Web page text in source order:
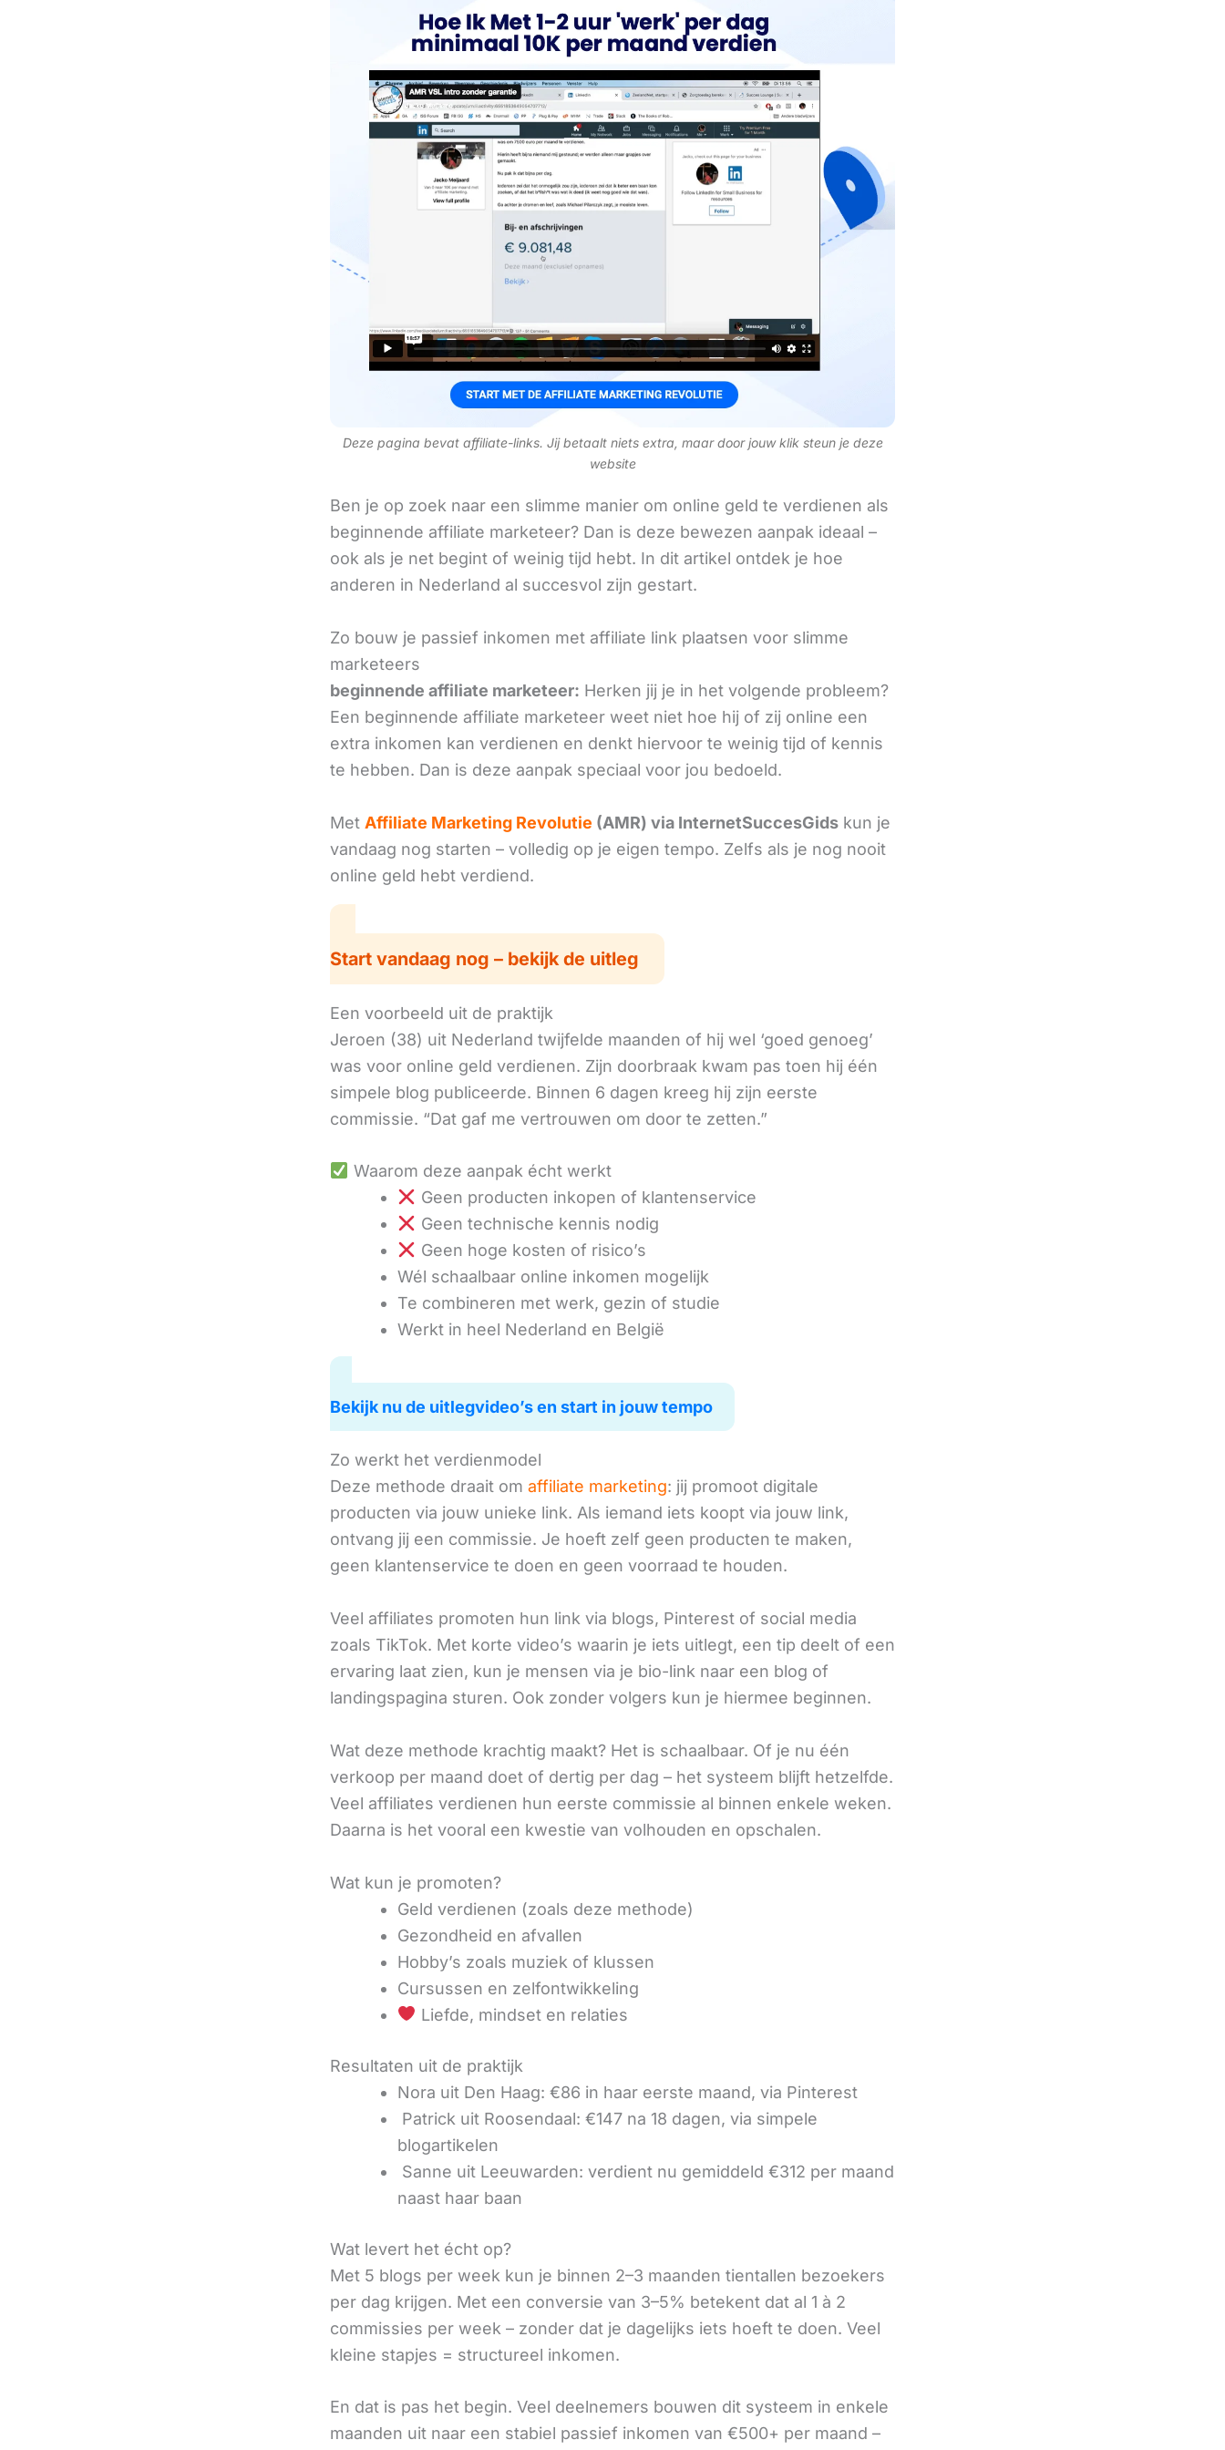
Deze pagina bevat affiliate-links. Jij betaalt niets extra, maar door jouw klik steun je deze
website
Ben je op zoek naar een slimme manier om online geld te verdienen als
beginnende affiliate marketeer? Dan is deze bewezen aanpak ideaal –
ook als je net begint of weinig tijd hebt. In dit artikel ontdek je hoe
anderen in Nederland al succesvol zijn gestart.
Zo bouw je passief inkomen met affiliate link plaatsen voor slimme
marketeers
beginnende affiliate marketeer: Herken jij je in het volgende probleem?
Een beginnende affiliate marketeer weet niet hoe hij of zij online een
extra inkomen kan verdienen en denkt hiervoor te weinig tijd of kennis
te hebben. Dan is deze aanpak speciaal voor jou bedoeld.
Met Affiliate Marketing Revolutie (AMR) via InternetSuccesGids kun je
vandaag nog starten – volledig op je eigen tempo. Zelfs als je nog nooit
online geld hebt verdiend.
Start vandaag nog – bekijk de uitleg
Een voorbeeld uit de praktijk
Jeroen (38) uit Nederland twijfelde maanden of hij wel ‘goed genoeg’
was voor online geld verdienen. Zijn doorbraak kwam pas toen hij één
simpele blog publiceerde. Binnen 6 dagen kreeg hij zijn eerste
commissie. “Dat gaf me vertrouwen om door te zetten.”
Waarom deze aanpak écht werkt
Geen producten inkopen of klantenservice
Geen technische kennis nodig
Geen hoge kosten of risico’s
Wél schaalbaar online inkomen mogelijk
Te combineren met werk, gezin of studie
Werkt in heel Nederland en België
Bekijk nu de uitlegvideo’s en start in jouw tempo
Zo werkt het verdienmodel
Deze methode draait om affiliate marketing: jij promoot digitale
producten via jouw unieke link. Als iemand iets koopt via jouw link,
ontvang jij een commissie. Je hoeft zelf geen producten te maken,
geen klantenservice te doen en geen voorraad te houden.
Veel affiliates promoten hun link via blogs, Pinterest of social media
zoals TikTok. Met korte video’s waarin je iets uitlegt, een tip deelt of een
ervaring laat zien, kun je mensen via je bio-link naar een blog of
landingspagina sturen. Ook zonder volgers kun je hiermee beginnen.
Wat deze methode krachtig maakt? Het is schaalbaar. Of je nu één
verkoop per maand doet of dertig per dag – het systeem blijft hetzelfde.
Veel affiliates verdienen hun eerste commissie al binnen enkele weken.
Daarna is het vooral een kwestie van volhouden en opschalen.
Wat kun je promoten?
Geld verdienen (zoals deze methode)
Gezondheid en afvallen
Hobby’s zoals muziek of klussen
Cursussen en zelfontwikkeling
Liefde, mindset en relaties
Resultaten uit de praktijk
Nora uit Den Haag: €86 in haar eerste maand, via Pinterest
‍ Patrick uit Roosendaal: €147 na 18 dagen, via simpele
blogartikelen
‍ Sanne uit Leeuwarden: verdient nu gemiddeld €312 per maand
naast haar baan
Wat levert het écht op?
Met 5 blogs per week kun je binnen 2–3 maanden tientallen bezoekers
per dag krijgen. Met een conversie van 3–5% betekent dat al 1 à 2
commissies per week – zonder dat je dagelijks iets hoeft te doen. Veel
kleine stapjes = structureel inkomen.
En dat is pas het begin. Veel deelnemers bouwen dit systeem in enkele
maanden uit naar een stabiel passief inkomen van €500+ per maand –